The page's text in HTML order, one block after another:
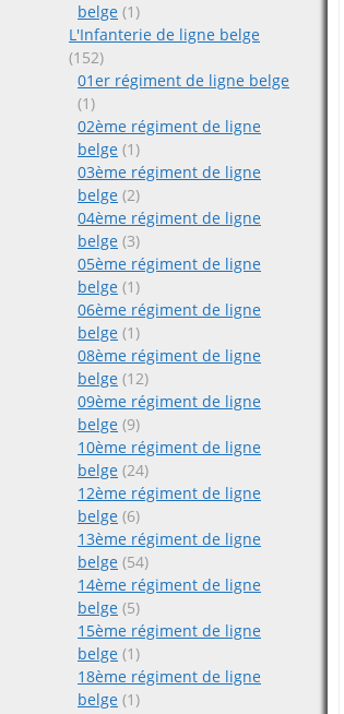
belge (1)
L'Infanterie de ligne belge
(152)
01er régiment de ligne belge
(1)
02ème régiment de ligne
belge (1)
03ème régiment de ligne
belge (2)
04ème régiment de ligne
belge (3)
05ème régiment de ligne
belge (1)
06ème régiment de ligne
belge (1)
08ème régiment de ligne
belge (12)
09ème régiment de ligne
belge (9)
10ème régiment de ligne
belge (24)
12ème régiment de ligne
belge (6)
13ème régiment de ligne
belge (54)
14ème régiment de ligne
belge (5)
15ème régiment de ligne
belge (1)
18ème régiment de ligne
belge (1)